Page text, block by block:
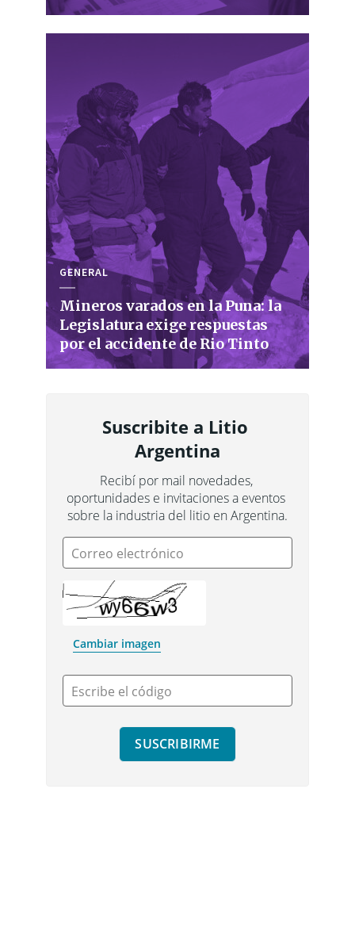
GENERAL
Mineros varados en la Puna: la
Legislatura exige respuestas
por el accidente de Rio Tinto
Suscribite a Litio
Argentina
Recibí por mail novedades,
oportunidades e invitaciones a eventos
sobre la industria del litio en Argentina.
Correo electrónico
Cambiar imagen
Escribe el código